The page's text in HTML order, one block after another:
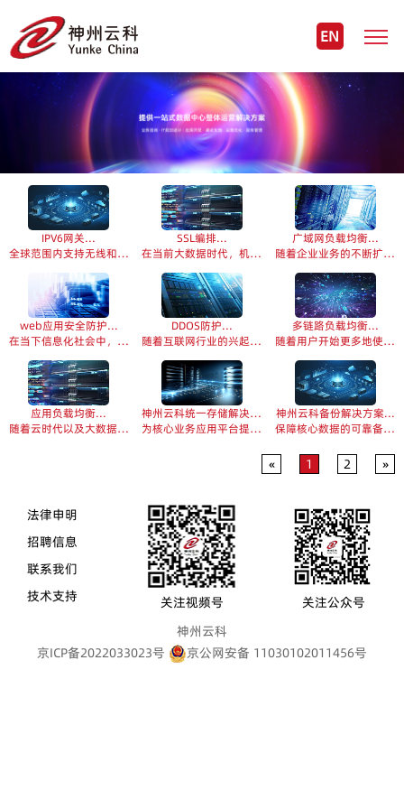
EN
IPV6网关...
全球范围内支持无线和互联网的设备日益增多，导致 IPv4 地址快速耗尽。与此同时，IPv6 的普及速度比预计的要慢。...
SSL编排...
在当前大数据时代，机构或企业需要保护关键资产免受来自内外部的威胁。但如今大多数流量都进行了加密， 现有安全控制无法根...
广域网负载均衡...
随着企业业务的不断扩展，原有系统依然使用IP地址的方式提供系统访问，导致维护和容灾等困难，容易出现DNS单点故障问题...
web应用安全防护...
在当下信息化社会中，网络安全问题愈发重要，每年都会有大量非法攻击侵入网站，对业务造成不可估量的损失，为此必须做到优化...
DDOS防护...
随着互联网行业的兴起，信息技术的发展为人们带来了诸多便利的同时，也带来了威胁，而其中DDoS就是最具破坏力的攻击方式...
多链路负载均衡...
随着用户开始更多地使用互联网来交付其关键业务应用，只保持一条到公共网络的连接链路则意味着频繁的单点故障和脆弱的网络安...
应用负载均衡...
随着云时代以及大数据时代的到来，移动终端的迅猛发展，应用不断增长，需提供更大规模的网络服务，用户的需求呈现爆发性增长...
神州云科统一存储解决方案...
为核心业务应用平台提供高性能存储和多种协议，实现灵活的数据管理和高效的业务运营。...
神州云科备份解决方案...
保障核心数据的可靠备份和恢复，确保业务连续性的关键环节...
« 1 2 »
法律申明
招聘信息
联系我们
技术支持
关注视频号
关注公众号
神州云科
京ICP备2022033023号
京公网安备 11030102011456号